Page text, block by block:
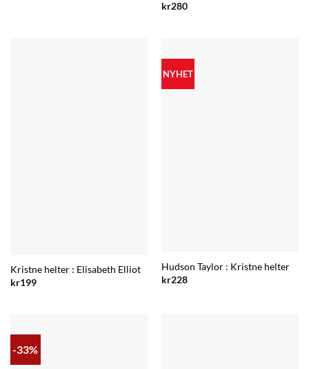
kr280
Kristne helter : Elisabeth Elliot
kr199
NYHET
Hudson Taylor : Kristne helter
kr228
-33%